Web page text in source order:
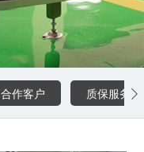
合作客户 质保服务 